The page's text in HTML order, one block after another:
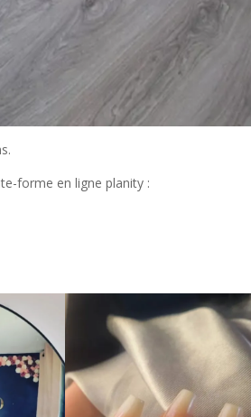
forme en ligne planity :